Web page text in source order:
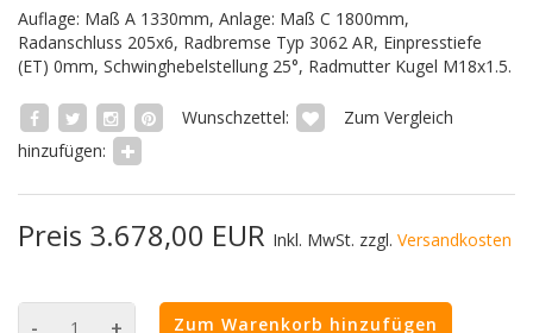
Auflage: Maß A 1330mm, Anlage: Maß C 1800mm,
Radanschluss 205x6, Radbremse Typ 3062 AR, Einpresstiefe
(ET) 0mm, Schwinghebelstellung 25°, Radmutter Kugel M18x1.5.
Wunschzettel:
Zum Vergleich
hinzufügen:
Preis 3.678,00 EUR Inkl. MwSt. zzgl. Versandkosten
Zum Warenkorb hinzufügen